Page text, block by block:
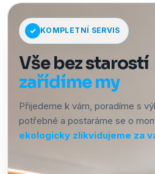
KOMPLETNÍ SERVIS
Vše bez starostí
zařídíme my
Přijedeme k vám, poradíme s
potřebné a postaráme se o
ekologicky zlikvidujeme za